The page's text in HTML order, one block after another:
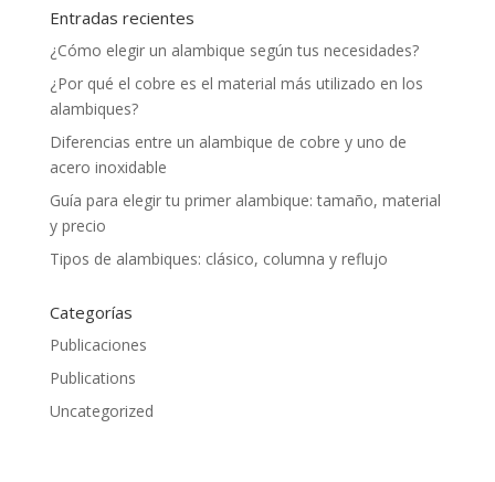
Entradas recientes
¿Cómo elegir un alambique según tus necesidades?
¿Por qué el cobre es el material más utilizado en los
alambiques?
Diferencias entre un alambique de cobre y uno de
acero inoxidable
Guía para elegir tu primer alambique: tamaño, material
y precio
Tipos de alambiques: clásico, columna y reflujo
Categorías
Publicaciones
Publications
Uncategorized